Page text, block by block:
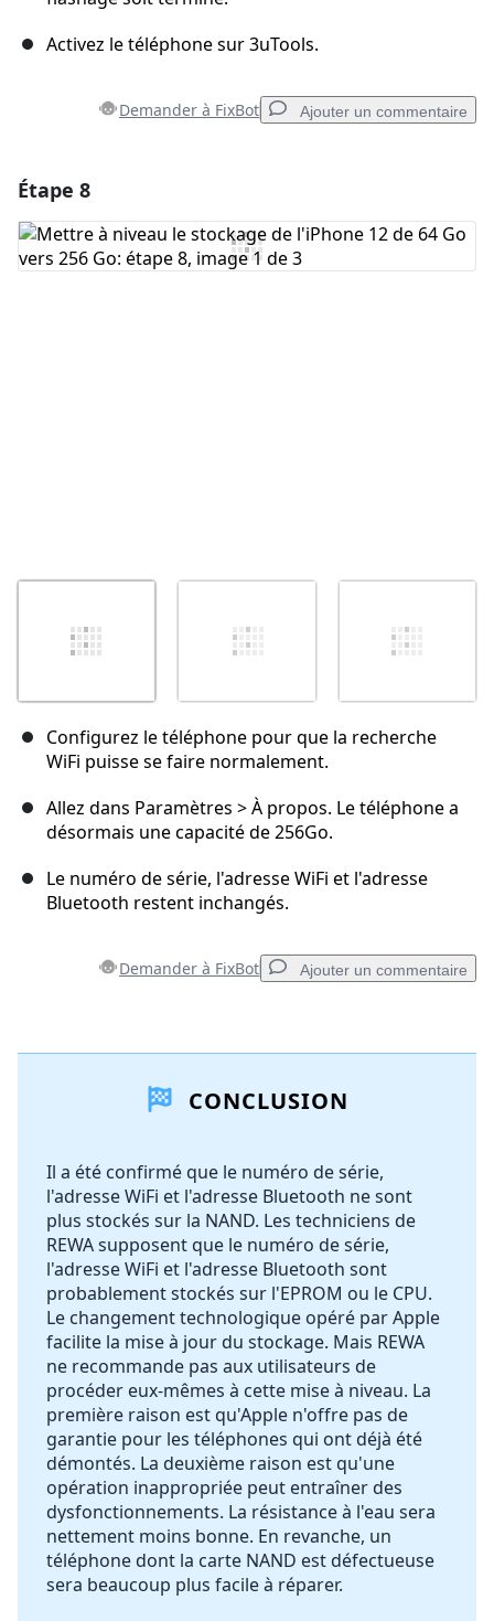
Activez le téléphone sur 3uTools.
Demander à FixBot Ajouter un commentaire
Ajouter un commentaire
Étape 8
Configurez le téléphone pour que la recherche
WiFi puisse se faire normalement.
Allez dans Paramètres > À propos. Le téléphone a
désormais une capacité de 256Go.
Le numéro de série, l'adresse WiFi et l'adresse
Bluetooth restent inchangés.
Demander à FixBot Ajouter un commentaire
Ajouter un commentaire
Annuler Publier un commentaire
CONCLUSION
Il a été confirmé que le numéro de série,
l'adresse WiFi et l'adresse Bluetooth ne sont
plus stockés sur la NAND. Les techniciens de
REWA supposent que le numéro de série,
l'adresse WiFi et l'adresse Bluetooth sont
probablement stockés sur l'EPROM ou le CPU.
Le changement technologique opéré par Apple
facilite la mise à jour du stockage. Mais REWA
ne recommande pas aux utilisateurs de
procéder eux-mêmes à cette mise à niveau. La
première raison est qu'Apple n'offre pas de
garantie pour les téléphones qui ont déjà été
démontés. La deuxième raison est qu'une
opération inappropriée peut entraîner des
dysfonctionnements. La résistance à l'eau sera
nettement moins bonne. En revanche, un
téléphone dont la carte NAND est défectueuse
sera beaucoup plus facile à réparer.